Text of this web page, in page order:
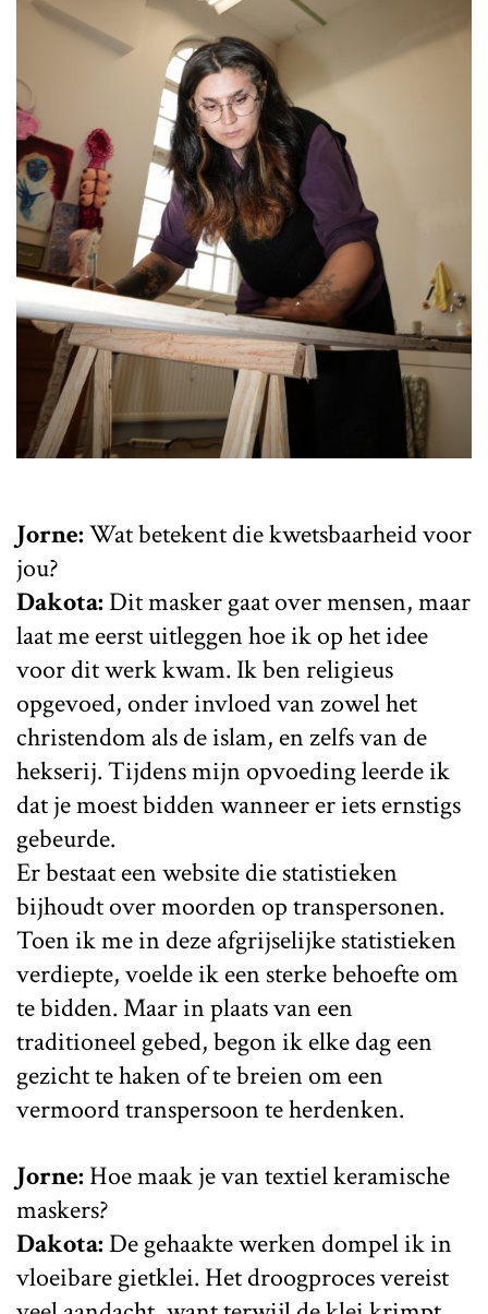
Jorne:Wat betekent die kwetsbaarheid voor
jou?
Dakota: Dit masker gaat over mensen, maar
laat me eerst uitleggen hoe ik op het idee
voor dit werk kwam. Ik ben religieus
opgevoed, onder invloed van zowel het
christendom als de islam, en zelfs van de
hekserij. Tijdens mijn opvoeding leerde ik
dat je moest bidden wanneer er iets ernstigs
gebeurde.
Er bestaat een website die statistieken
bijhoudt over moorden op transpersonen.
Toen ik me in deze afgrijselijke statistieken
verdiepte, voelde ik een sterke behoefte om
te bidden. Maar in plaats van een
traditioneel gebed, begon ik elke dag een
gezicht te haken of te breien om een
vermoord transpersoon te herdenken.
Jorne: Hoe maak je van textiel keramische
maskers?
Dakota: De gehaakte werken dompel ik in
vloeibare gietklei. Het droogproces vereist